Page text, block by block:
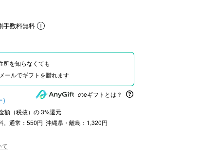
おまとめ割引
SUPPORT
ご利用案内
よくある質問
手数料無料
所を知らなくても
ールでギフトを贈れます
のeギフトとは？
額（税抜）の3%還元
。通常：550円 沖縄県・離島：1,320円
て